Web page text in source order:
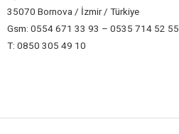
35070 Bornova / İzmir / Türkiye
Gsm: 0554 671 33 93 – 0535 714 52 55
T: 0850 305 49 10